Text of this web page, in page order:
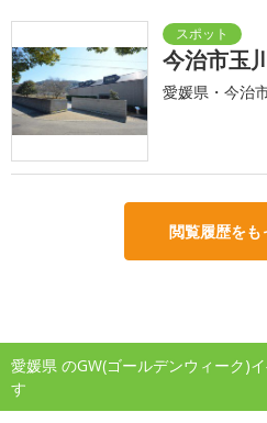
今治市玉
愛媛県・今治
閲覧履歴をも
愛媛県 のGW(ゴールデンウィーク)
す